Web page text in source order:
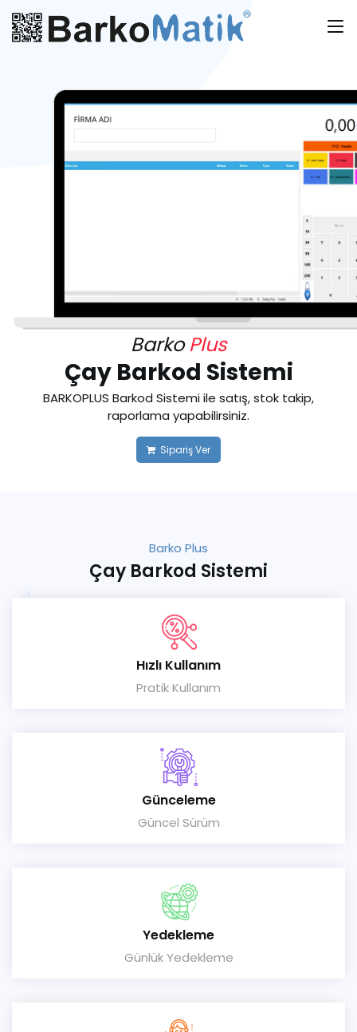
BarkoPlus
Çay Barkod Sistemi
BARKOPLUS Barkod Sistemi ile satış, stok takip,
raporlama yapabilirsiniz.
Sipariş Ver
Barko Plus
Çay Barkod Sistemi
Hızlı Kullanım
Pratik Kullanım
Günceleme
Güncel Sürüm
Yedekleme
Günlük Yedekleme